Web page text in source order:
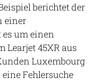
berichtet der
einer
um einen
Learjet 45XR aus
Luxembourg
Fehlersuche